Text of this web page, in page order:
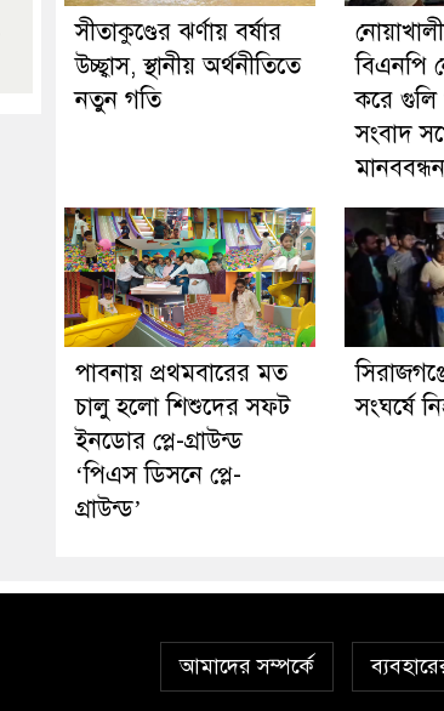
সীতাকুণ্ডের ঝর্ণায় বর্ষার
উচ্ছ্বাস, স্থানীয় অর্থনীতিতে
নতুন গতি
বিএনপি
করে গুলি
সংবাদ
মানববন্ধন
পাবনায় প্রথমবারের মত
চালু হলো শিশুদের সফট
ইনডোর প্লে-গ্রাউন্ড
‘পিএস ডিসনে প্লে-
গ্রাউন্ড’
সংঘর্ষে
আমাদের সম্পর্কে